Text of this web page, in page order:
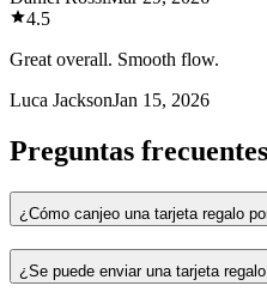
4.5
Great overall. Smooth flow.
Luca JacksonJan 15, 2026
Preguntas frecuentes
¿Cómo canjeo una tarjeta regalo
¿Se puede enviar una tarjeta